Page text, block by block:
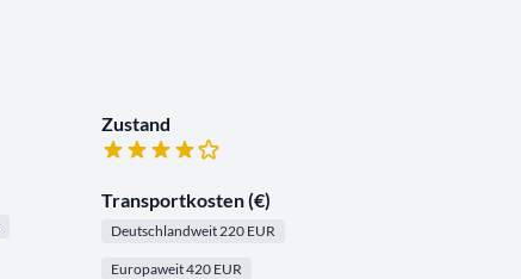
Zustand
Transportkosten (€)
Deutschlandweit 220 EUR
Europaweit 420 EUR